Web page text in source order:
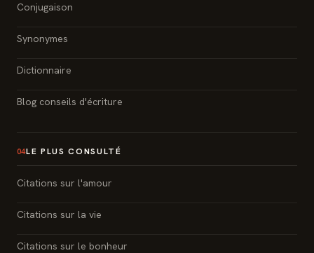
Conjugaison
Synonymes
Dictionnaire
Blog conseils d'écriture
04LE PLUS CONSULTÉ
Citations sur l'amour
Citations sur la vie
Citations sur le bonheur